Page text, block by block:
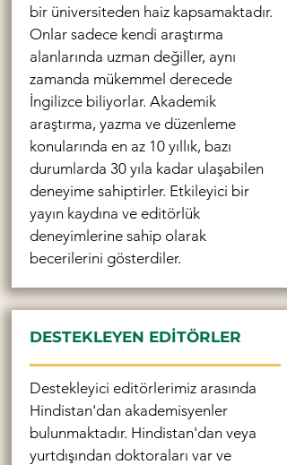
bir üniversiteden haiz kapsamaktadır.
Onlar sadece kendi araştırma
alanlarında uzman değiller, aynı
zamanda mükemmel derecede
İngilizce biliyorlar. Akademik
araştırma, yazma ve düzenleme
konularında en az 10 yıllık, bazı
durumlarda 30 yıla kadar ulaşabilen
deneyime sahiptirler. Etkileyici bir
yayın kaydına ve editörlük
deneyimlerine sahip olarak
becerilerini gösterdiler.
DESTEKLEYEN EDİTÖRLER
Destekleyici editörlerimiz arasında
Hindistan'dan akademisyenler
bulunmaktadır. Hindistan'dan veya
yurtdışından doktoraları var ve